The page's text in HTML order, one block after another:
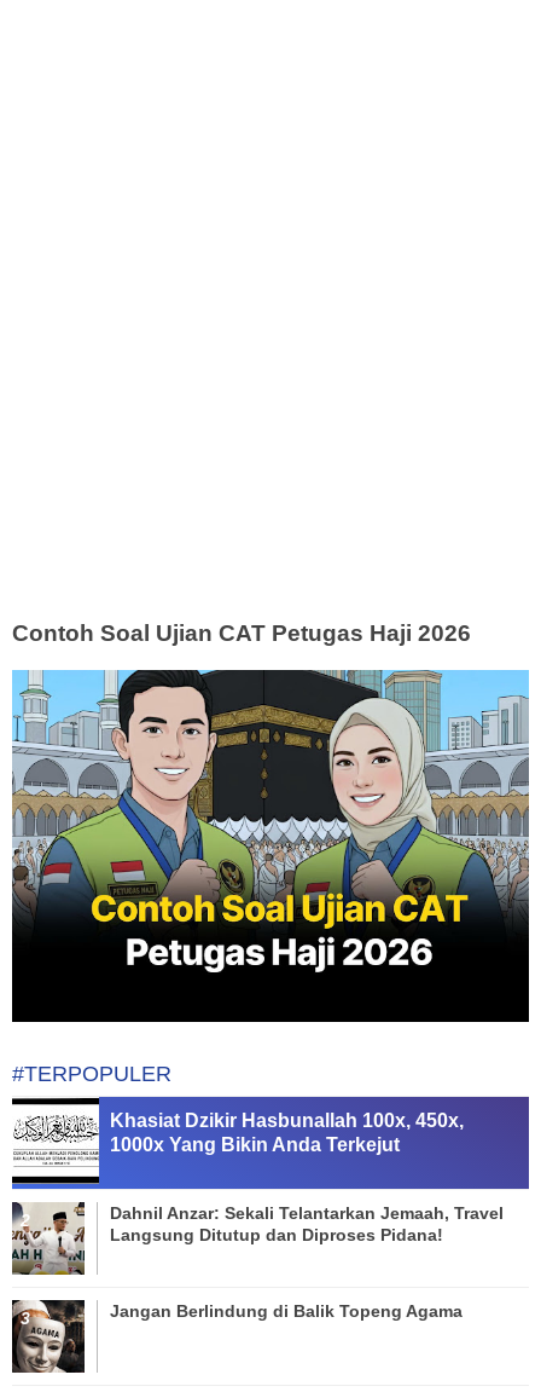
Contoh Soal Ujian CAT Petugas Haji 2026
#TERPOPULER
Khasiat Dzikir Hasbunallah 100x, 450x,
1000x Yang Bikin Anda Terkejut
Dahnil Anzar: Sekali Telantarkan Jemaah, Travel
Langsung Ditutup dan Diproses Pidana!
Jangan Berlindung di Balik Topeng Agama